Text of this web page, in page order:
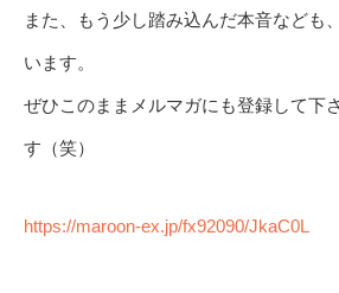
また、もう少し踏み込んだ本音なども
います。
ぜひこのままメルマガにも登録して下
す（笑）
https://maroon-ex.jp/fx92090/JkaC0L